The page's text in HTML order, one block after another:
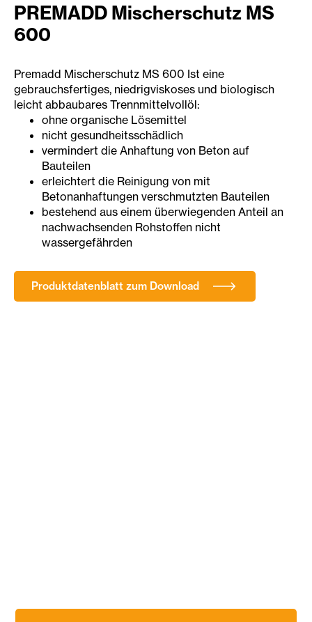
PREMADD Mischerschutz MS
600
Premadd Mischerschutz MS 600 Ist eine
gebrauchsfertiges, niedrigviskoses und biologisch
leicht abbaubares Trennmittelvollöl:
ohne organische Lösemittel
nicht gesundheitsschädlich
vermindert die Anhaftung von Beton auf
Bauteilen
erleichtert die Reinigung von mit
Betonanhaftungen verschmutzten Bauteilen
bestehend aus einem überwiegenden Anteil an
nachwachsenden Rohstoffen nicht
wassergefährden
Produktdatenblatt zum Download